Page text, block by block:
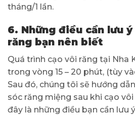
tháng/1 lần.
6. Những điều cần lưu
răng bạn nên biết
Quá trình cạo vôi răng tại Nha
trong vòng 15 – 20 phút, (tùy
Sau đó, chúng tôi sẽ hướng
sóc răng miệng sau khi cạo vôi
đây là những điều bạn cần lưu